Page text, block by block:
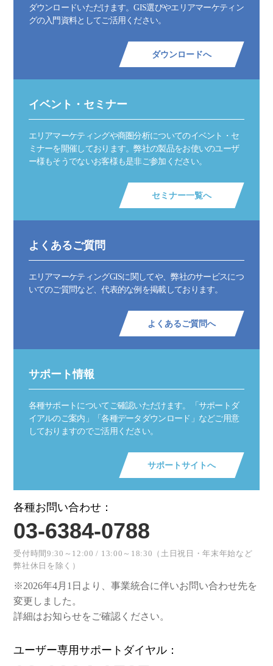
ダウンロードいただけます。GIS選びやエリアマーケティン
グの入門資料としてご活用ください。
ダウンロードへ
イベント・セミナー
エリアマーケティングや商圏分析についてのイベント・セ
ミナーを開催しております。弊社の製品をお使いのユーザ
ー様もそうでないお客様も是非ご参加ください。
セミナー一覧へ
よくあるご質問
エリアマーケティングGISに関してや、弊社のサービスにつ
いてのご質問など、代表的な例を掲載しております。
よくあるご質問へ
サポート情報
各種サポートについてご確認いただけます。「サポートダ
イアルのご案内」「各種データダウンロード」などご用意
しておりますのでご活用ください。
サポートサイトへ
各種お問い合わせ：
03-6384-0788
受付時間9:30～12:00 / 13:00～18:30（土日祝日・年末年始など
弊社休日を除く）
※2026年4月1日より、事業統合に伴いお問い合わせ先を
変更しました。
詳細はお知らせをご確認ください。
ユーザー専用サポートダイヤル：